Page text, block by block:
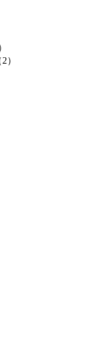
）